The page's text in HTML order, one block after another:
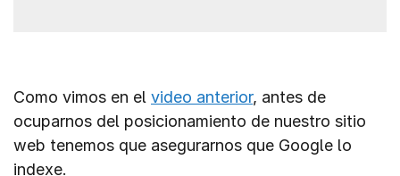
Como vimos en el video anterior, antes de
ocuparnos del posicionamiento de nuestro sitio
web tenemos que asegurarnos que Google lo
indexe.